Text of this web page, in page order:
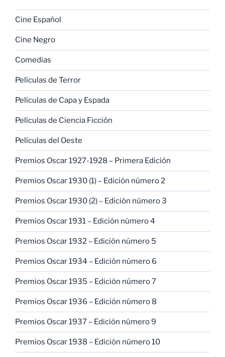
Cine Español
Cine Negro
Comedias
Películas de Terror
Películas de Capa y Espada
Películas de Ciencia Ficción
Películas del Oeste
Premios Oscar 1927-1928 – Primera Edición
Premios Oscar 1930 (1) – Edición número 2
Premios Oscar 1930 (2) – Edición número 3
Premios Oscar 1931 – Edición número 4
Premios Oscar 1932 – Edición número 5
Premios Oscar 1934 – Edición número 6
Premios Oscar 1935 – Edición número 7
Premios Oscar 1936 – Edición número 8
Premios Oscar 1937 – Edición número 9
Premios Oscar 1938 – Edición número 10